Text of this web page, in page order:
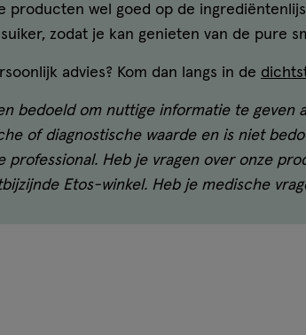
wel goed op de
zodat je kan genieten van de pure
advies? Kom dan langs in de
bedoeld om nuttige informatie te geven
of diagnostische waarde en is niet
professional. Heb je vragen over onze
Etos-winkel. Heb je medische